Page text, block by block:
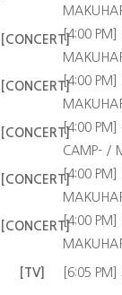
[CONCERT][4:00 PM]
[CONCERT][4:00 PM]
[CONCERT][4:00 PM]
CAMP- /
[CONCERT][4:00 PM]
[CONCERT][4:00 PM]
[TV] [6:05 PM]